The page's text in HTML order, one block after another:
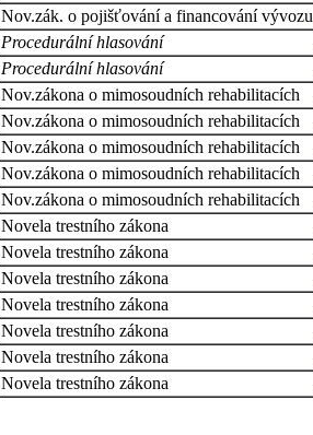
Nov.zák. o pojišťování a financování vývozu
Procedurální hlasování
Procedurální hlasování
Nov.zákona o mimosoudních rehabilitacích
Nov.zákona o mimosoudních rehabilitacích
Nov.zákona o mimosoudních rehabilitacích
Nov.zákona o mimosoudních rehabilitacích
Nov.zákona o mimosoudních rehabilitacích
Novela trestního zákona
Novela trestního zákona
Novela trestního zákona
Novela trestního zákona
Novela trestního zákona
Novela trestního zákona
Novela trestního zákona